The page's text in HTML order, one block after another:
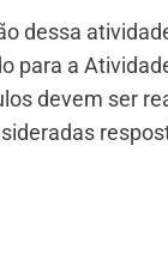
dessa
para a
devem ser